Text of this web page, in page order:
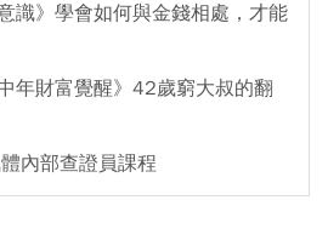
識》學會如何與金錢相處，才能
年財富覺醒》42歲窮大叔的翻
內部查證員課程